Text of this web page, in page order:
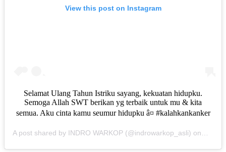
View this post on Instagram
Selamat Ulang Tahun Istriku sayang, kekuatan hidupku.
Semoga Allah SWT berikan yg terbaik untuk mu & kita
semua. Aku cinta kamu seumur hidupku â¤ #kalahkankanker